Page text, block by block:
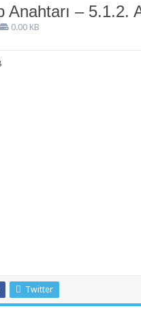
Anahtarı – 5.1.2.
0.00 KB
Twitter